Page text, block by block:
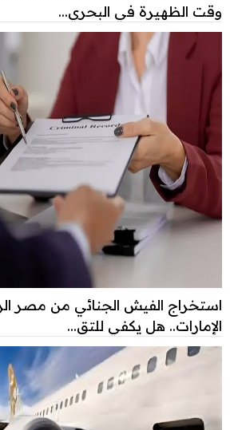
وقت الظهيرة في البحري...
استخراج الفيش الجنائي من مصر
الإمارات.. هل يكفي للتق...